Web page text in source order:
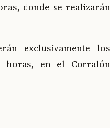
donde se realizarán
exclusivamente los
horas, en el Corralón